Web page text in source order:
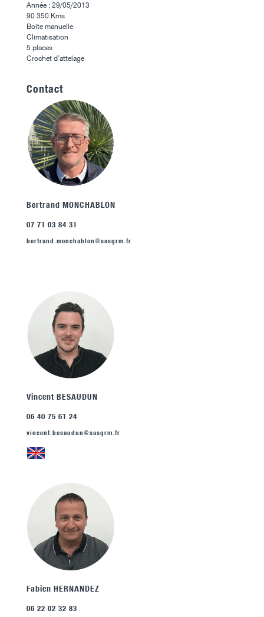
Année : 29/05/2013
90 350 Kms
Boite manuelle
Climatisation
5 places
Crochet d’attelage
Contact
Bertrand MONCHABLON
07 71 03 84 31
bertrand.monchablon@sasgrm.fr
Vincent BESAUDUN
06 40 75 61 24
vincent.besaudun@sasgrm.fr
Fabien HERNANDEZ
06 22 02 32 83